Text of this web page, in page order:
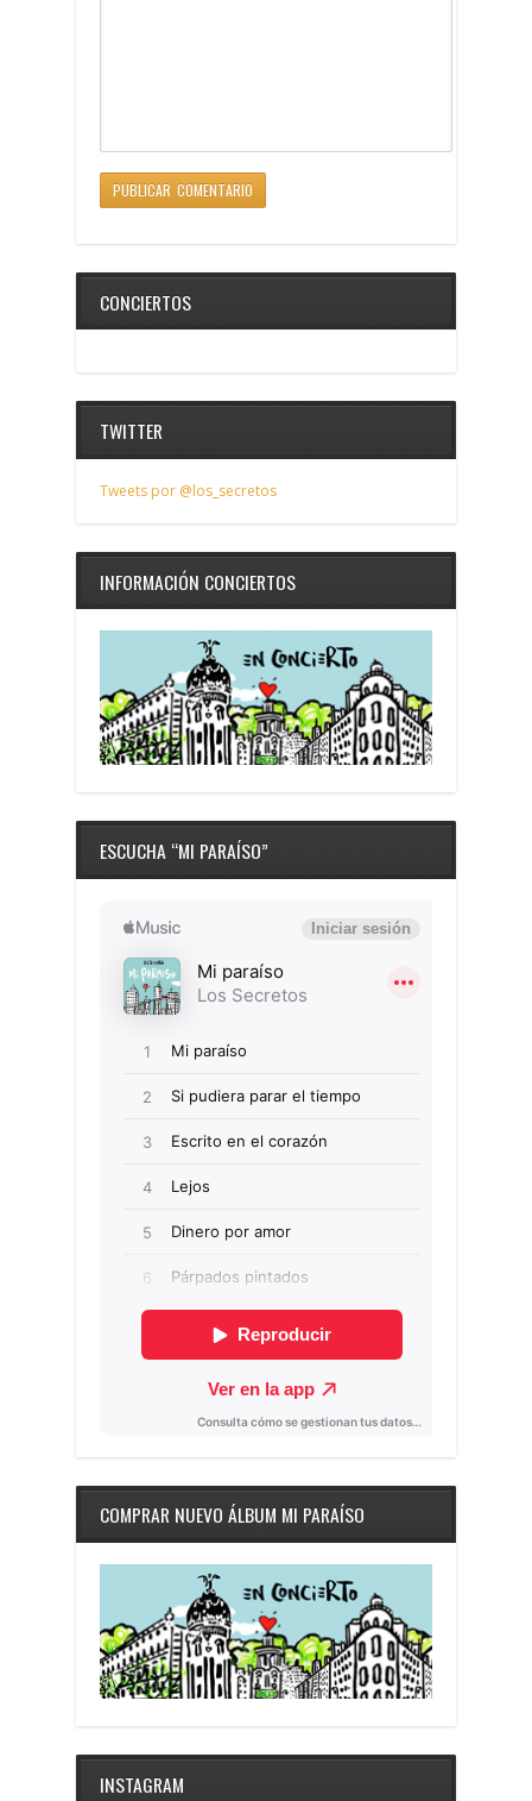
CONCIERTOS
TWITTER
Tweets por @los_secretos
INFORMACIÓN CONCIERTOS
ESCUCHA “MI PARAÍSO”
COMPRAR NUEVO ÁLBUM MI PARAÍSO
INSTAGRAM